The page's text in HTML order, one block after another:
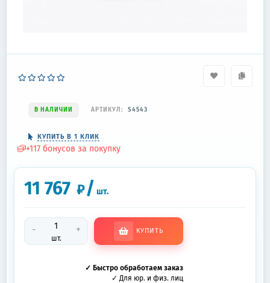
В НАЛИЧИИ АРТИКУЛ: S4543
КУПИТЬ В 1 КЛИК
+117 бонусов за покупку
11 767 ₽/ шт.
-
шт.
+ КУПИТЬ
✓ Быстро обработаем заказ
✓ Для юр. и физ. лиц